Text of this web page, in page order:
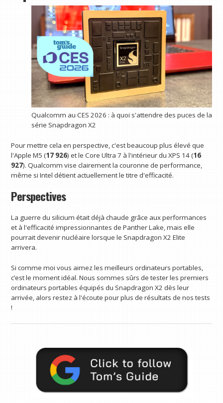
Qualcomm au CES 2026 : à quoi s'attendre des puces de la
Pour mettre cela en perspective, c'est beaucoup plus élevé que
l'Apple M5 (17 926 ) et le Core Ultra 7 à l'intérieur du XPS 14 (
16
même si Intel détient actuellement le titre d'efficacité.
Perspectives
La guerre du silicium était déjà chaude grâce aux performances
et à l'efficacité impressionnantes de Panther Lake, mais elle
Si comme moi vous aimez les meilleurs ordinateurs portables,
c’est le moment idéal. Nous sommes sûrs de tester les premiers
ordinateurs portables équipés du Snapdragon X2 dès leur
!